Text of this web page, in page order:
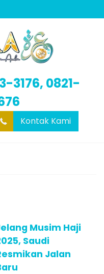
3176, 0821-
Kontak Kami
Musim Haji
Saudi
Jalan